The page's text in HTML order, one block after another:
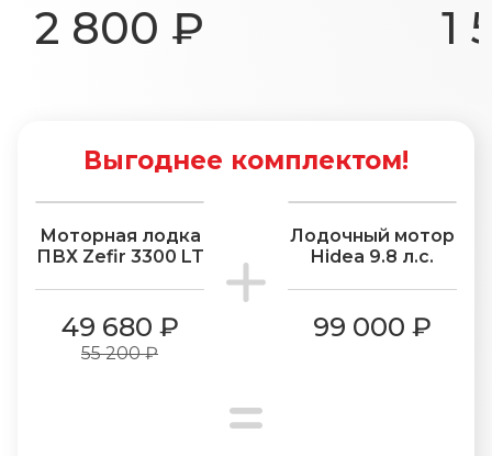
2 800 ₽ 1
Выгоднее комплектом!
Моторная лодка
ПВХ Zefir 3300 LT
49 680 ₽
55 200 ₽
Лодочный мотор
Hidea 9.8 л.с.
99 000 ₽